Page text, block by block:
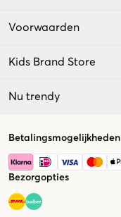
Voorwaarden
Kids Brand Store
Nu trendy
Betalingsmogelijkheden
Bezorgopties